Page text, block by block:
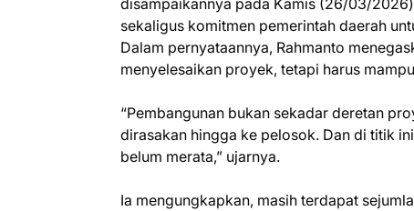
sekaligus komitmen pemerintah daerah
Dalam pernyataannya, Rahmanto
menyelesaikan proyek, tetapi harus
“Pembangunan bukan sekadar deretan
dirasakan hingga ke pelosok. Dan di titik
belum merata,” ujarnya.
Ia mengungkapkan, masih terdapat